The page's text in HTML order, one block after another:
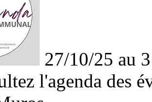
27/10/25 au
l'agenda des